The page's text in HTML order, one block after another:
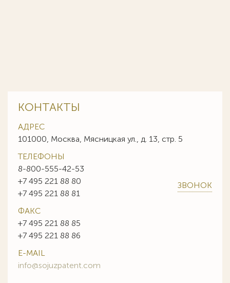
КОНТАКТЫ
АДРЕС
101000, Москва, Мясницкая ул., д. 13, стр. 5
ТЕЛЕФОНЫ
8-800-555-42-53
+7 495 221 88 80
+7 495 221 88 81
ЗВОНОК
ФАКС
+7 495 221 88 85
+7 495 221 88 86
E-MAIL
info@sojuzpatent.com